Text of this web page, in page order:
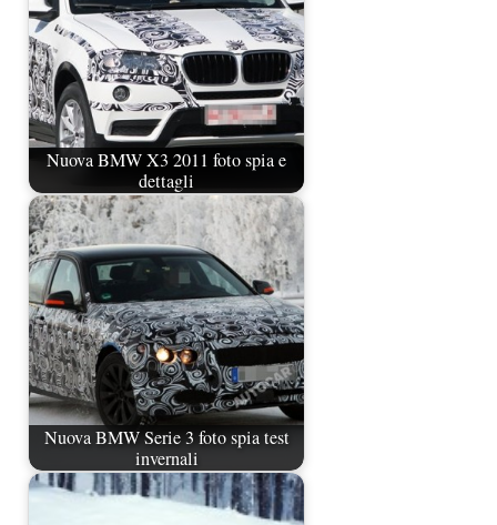
Nuova BMW X3 2011 foto spia e
dettagli
Nuova BMW Serie 3 foto spia test
invernali